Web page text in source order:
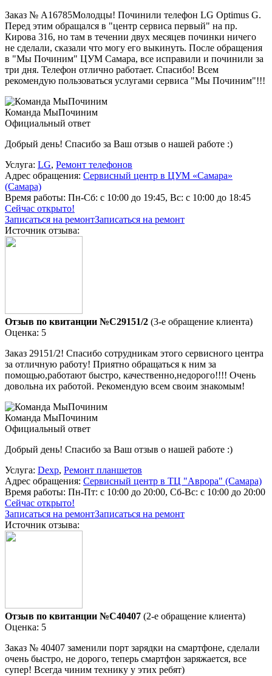
Заказ № А16785Молодцы! Починили телефон LG Optimus G.
Перед этим обращался в "центр сервиса первый" на пр.
Кирова 316, но там в течении двух месяцев починки ничего
не сделали, сказали что могу его выкинуть. После обращения
в "Мы Починим" ЦУМ Самара, все исправили и починили за
три дня. Телефон отлично работает. Спасибо! Всем
рекомендую пользоваться услугами сервиса "Мы Починим"!!!
Команда МыПочиним
Официальный ответ
Добрый день! Спасибо за Ваш отзыв о нашей работе :)
Услуга: LG, Ремонт телефонов
Адрес обращения: Сервисный центр в ЦУМ «Самара»
(Самара)
Время работы: Пн-Сб: с 10:00 до 19:45, Вс: с 10:00 до 18:45
Сейчас открыто!
Записаться на ремонтЗаписаться на ремонт
Источник отзыва:
Отзыв по квитанции №C29151/2 (3-е обращение клиента)
Оценка: 5
Заказ 29151/2! Спасибо сотрудникам этого сервисного центра
за отличную работу! Приятно обращаться к ним за
помощью,работают быстро, качественно,недорого!!!! Очень
довольна их работой. Рекомендую всем своим знакомым!
Команда МыПочиним
Официальный ответ
Добрый день! Спасибо за Ваш отзыв о нашей работе :)
Услуга: Dexp, Ремонт планшетов
Адрес обращения: Сервисный центр в ТЦ "Аврора" (Самара)
Время работы: Пн-Пт: с 10:00 до 20:00, Сб-Вс: с 10:00 до 20:00
Сейчас открыто!
Записаться на ремонтЗаписаться на ремонт
Источник отзыва:
Отзыв по квитанции №C40407 (2-е обращение клиента)
Оценка: 5
Заказ № 40407 заменили порт зарядки на смартфоне, сделали
очень быстро, не дорого, теперь смартфон заряжается, все
супер! Всегда чиним технику у этих ребят)